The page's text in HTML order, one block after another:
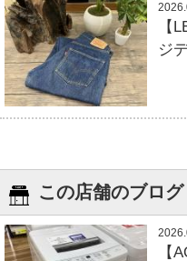
【
ジ
この店舗のブログ
【